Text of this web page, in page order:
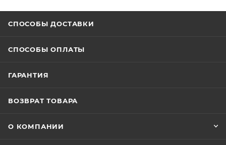
СПОСОБЫ ДОСТАВКИ
СПОСОБЫ ОПЛАТЫ
ГАРАНТИЯ
ВОЗВРАТ ТОВАРА
О КОМПАНИИ